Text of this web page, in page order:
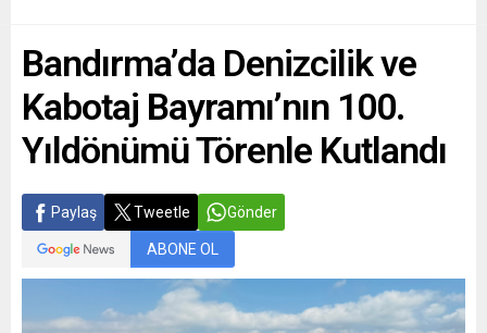
Bandırma’da Denizcilik ve
Kabotaj Bayramı’nın 100.
Yıldönümü Törenle Kutlandı
Paylaş Tweetle Gönder
ABONE OL